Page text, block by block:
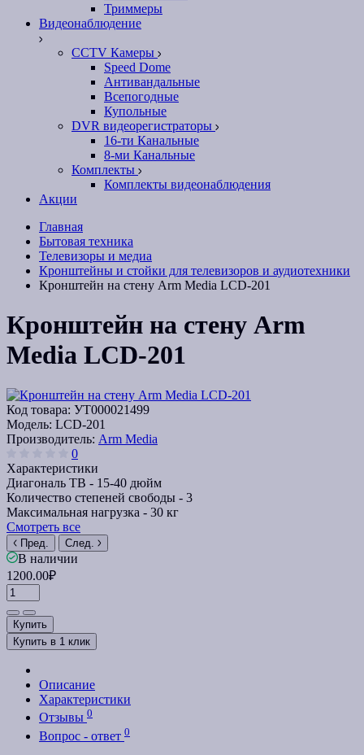
Триммеры
Видеонаблюдение
CCTV Камеры
Speed Dome
Антивандальные
Всепогодные
Купольные
DVR видеорегистраторы
16-ти Канальные
8-ми Канальные
Комплекты
Комплекты видеонаблюдения
Акции
Главная
Бытовая техника
Телевизоры и медиа
Кронштейны и стойки для телевизоров и аудиотехники
Кронштейн на стену Arm Media LCD-201
Кронштейн на стену Arm
Media LCD-201
Код товара: УТ000021499
Модель: LCD-201
Производитель: Arm Media
0
Характеристики
Диагональ ТВ - 15-40 дюйм
Количество степеней свободы - 3
Максимальная нагрузка - 30 кг
Смотреть все
Пред. След.
В наличии
1200.00₽
Купить
Купить в 1 клик
Описание
Характеристики
Отзывы 0
Вопрос - ответ 0